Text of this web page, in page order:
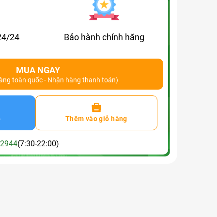
24 Bảo hành chính hãng
MUA NGAY
toàn quốc - Nhận hàng thanh toán)
Thêm vào giỏ hàng
(7:30-22:00)